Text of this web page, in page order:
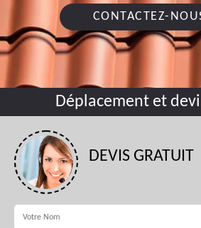
CONTACTEZ-
Déplacement et
DEVIS GRATUIT